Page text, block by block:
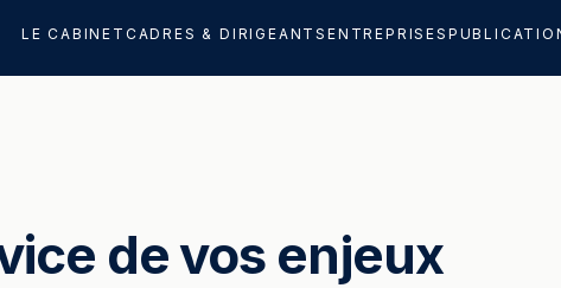
LE CABINET CADRES & DIRIGEANTS ENTREPRISES
de vos enjeux